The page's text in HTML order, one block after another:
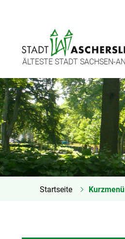
ÄLTESTE STADT SACHSEN-
Startseite Kurzmenü